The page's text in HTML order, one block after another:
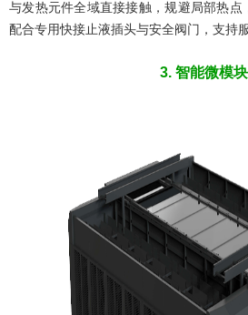
与发热元件全域直接接触，规避局部热点
配合专用快接止液插头与安全阀门，支持
3. 智能微模块